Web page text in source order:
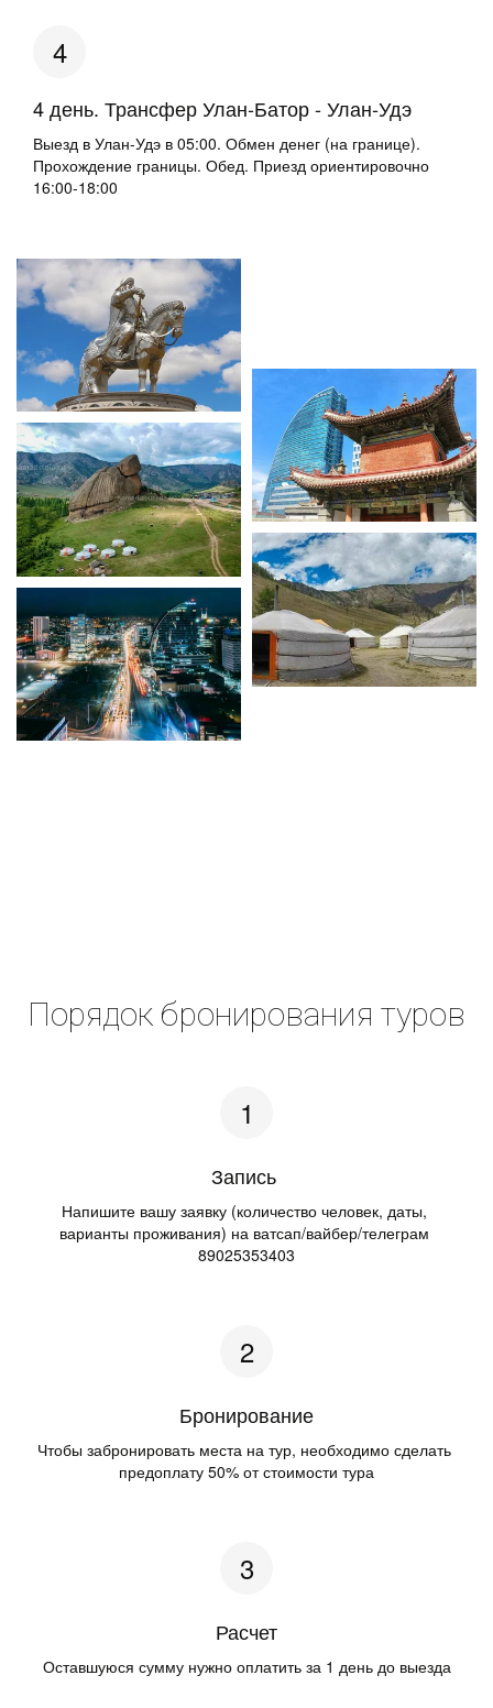
4 день. Трансфер Улан-Батор - Улан-Удэ ­
Выезд в Улан-Удэ в 05:00. Обмен денег (на границе).
Прохождение границы. Обед. Приезд ориентировочно
16:00-18:00
Порядок бронирования туров
Запись ­
Напишите вашу заявку (количество человек, даты,
варианты проживания) на ватсап/вайбер/телеграм
89025353403
Бронирование
­Чтобы забронировать места на тур, необходимо сделать
предоплату 50% от стоимости тура
Расчет
Оставшуюся сумму нужно оплатить за 1 день до выезда